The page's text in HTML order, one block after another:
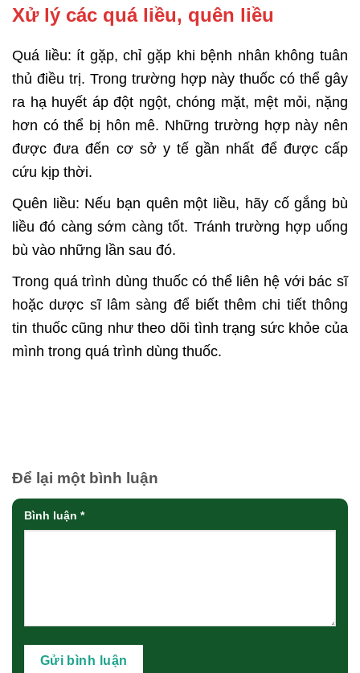
Xử lý các quá liều, quên liều
Quá liều: ít gặp, chỉ gặp khi bệnh nhân không tuân
thủ điều trị. Trong trường hợp này thuốc có thể gây
ra hạ huyết áp đột ngột, chóng mặt, mệt mỏi, nặng
hơn có thể bị hôn mê. Những trường hợp này nên
được đưa đến cơ sở y tế gần nhất để được cấp
cứu kịp thời.
Quên liều: Nếu bạn quên một liều, hãy cố gắng bù
liều đó càng sớm càng tốt. Tránh trường hợp uống
bù vào những lần sau đó.
Trong quá trình dùng thuốc có thể liên hệ với bác sĩ
hoặc dược sĩ lâm sàng để biết thêm chi tiết thông
tin thuốc cũng như theo dõi tình trạng sức khỏe của
mình trong quá trình dùng thuốc.
Để lại một bình luận
Bình luận *